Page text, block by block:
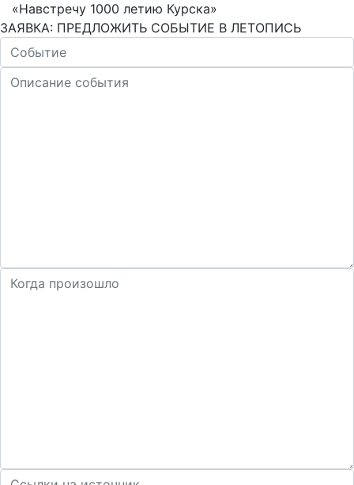
«Навстречу 1000 летию Курска»
ЗАЯВКА: ПРЕДЛОЖИТЬ СОБЫТИЕ В ЛЕТОПИСЬ